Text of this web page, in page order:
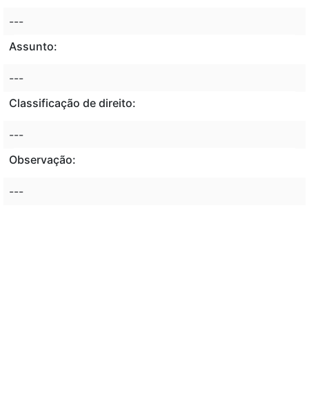
---
Assunto:
---
Classificação de direito:
---
Observação:
---